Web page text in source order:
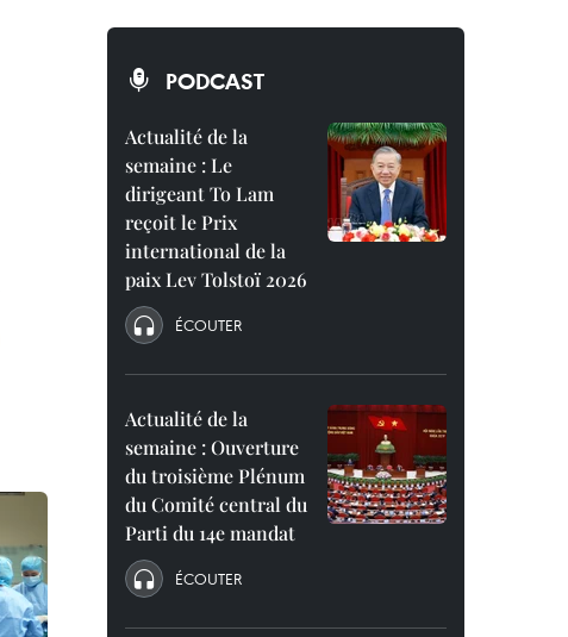
PODCAST
Actualité de la
semaine : Le
dirigeant To Lam
reçoit le Prix
international de la
paix Lev Tolstoï 2026
ÉCOUTER
Actualité de la
semaine : Ouverture
du troisième Plénum
du Comité central du
Parti du 14e mandat
ÉCOUTER